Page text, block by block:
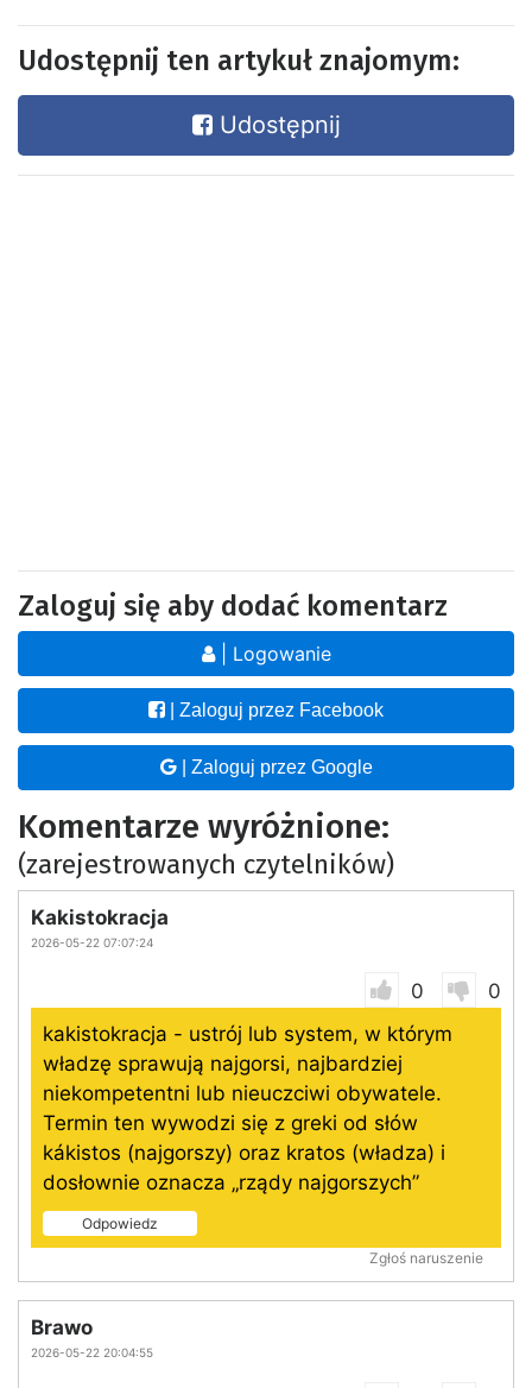
Udostępnij ten artykuł znajomym:
Udostępnij
Zaloguj się aby dodać komentarz
| Logowanie
| Zaloguj przez Facebook
| Zaloguj przez Google
Komentarze wyróżnione:
(zarejestrowanych czytelników)
Kakistokracja
2026-05-22 07:07:24
0
0
kakistokracja - ustrój lub system, w którym
władzę sprawują najgorsi, najbardziej
niekompetentni lub nieuczciwi obywatele.
Termin ten wywodzi się z greki od słów
kákistos (najgorszy) oraz kratos (władza) i
dosłownie oznacza „rządy najgorszych”
Odpowiedz
Zgłoś naruszenie
Brawo
2026-05-22 20:04:55